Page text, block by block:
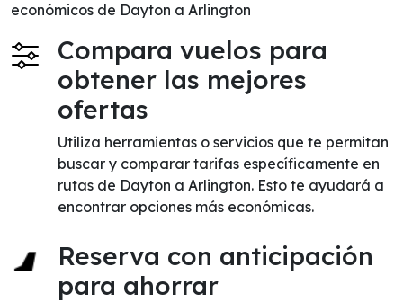
económicos de Dayton a Arlington
Compara vuelos para
obtener las mejores
ofertas
Utiliza herramientas o servicios que te permitan
buscar y comparar tarifas específicamente en
rutas de Dayton a Arlington. Esto te ayudará a
encontrar opciones más económicas.
Reserva con anticipación
para ahorrar